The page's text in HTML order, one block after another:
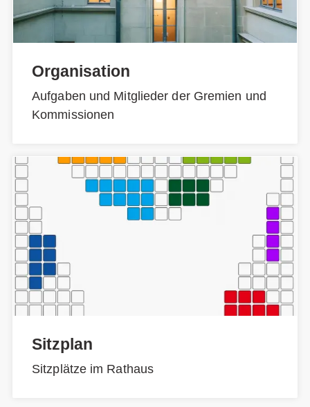
Organisation
Aufgaben und Mitglieder der Gremien und
Kommissionen
Sitzplan
Sitzplätze im Rathaus